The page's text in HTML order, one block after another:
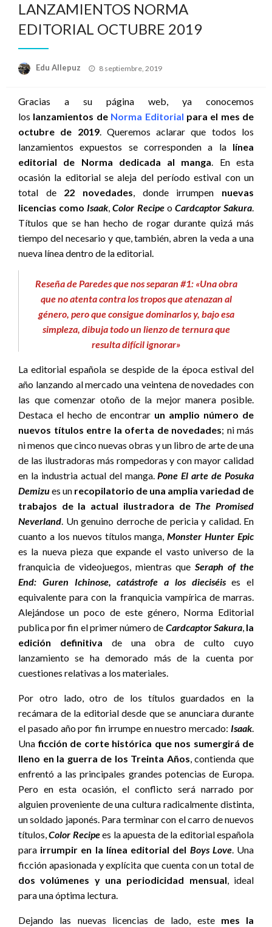
LANZAMIENTOS NORMA
EDITORIAL OCTUBRE 2019
Edu Allepuz
Publicado
8 septiembre, 2019
Gracias a su página web, ya conocemos
los lanzamientos de Norma Editorial para el mes de
octubre de 2019. Queremos aclarar que todos los
lanzamientos expuestos se corresponden a la línea
editorial de Norma dedicada al manga. En esta
ocasión la editorial se aleja del período estival con un
total de 22 novedades, donde irrumpen nuevas
licencias como Isaak,Color Recipeo Cardcaptor Sakura.
Títulos que se han hecho de rogar durante quizá más
tiempo del necesario y que, también, abren la veda a una
nueva línea dentro de la editorial.
Reseña de Paredes que nos separan #1: «Una obra
que no atenta contra los tropos que atenazan al
género, pero que consigue dominarlos y, bajo esa
simpleza, dibuja todo un lienzo de ternura que
resulta difícil ignorar»
La editorial española se despide de la época estival del
año lanzando al mercado una veintena de novedades con
las que comenzar otoño de la mejor manera posible.
Destaca el hecho de encontrar un amplio número de
nuevos títulos entre la oferta de novedades; ni más
ni menos que cinco nuevas obras y un libro de arte de una
de las ilustradoras más rompedoras y con mayor calidad
en la industria actual del manga.Pone El arte de Posuka
Demizues un recopilatorio de una amplia variedad de
trabajos de la actual ilustradora de The Promised
Neverland. Un genuino derroche de pericia y calidad. En
cuanto a los nuevos títulos manga,Monster Hunter Epic
es la nueva pieza que expande el vasto universo de la
franquicia de videojuegos, mientras queSeraph of the
End: Guren Ichinose, catástrofe a los dieciséises el
equivalente para con la franquicia vampírica de marras.
Alejándose un poco de este género, Norma Editorial
publica por fin el primer número de Cardcaptor Sakura, la
edición definitiva de una obra de culto cuyo
lanzamiento se ha demorado más de la cuenta por
cuestiones relativas a los materiales.
Por otro lado, otro de los títulos guardados en la
recámara de la editorial desde que se anunciara durante
el pasado año por fin irrumpe en nuestro mercado: Isaak.
Unaficción de corte histórica que nos sumergirá de
lleno en la guerra de los Treinta Años, contienda que
enfrentó a las principales grandes potencias de Europa.
Pero en esta ocasión, el conflicto será narrado por
alguien proveniente de una cultura radicalmente distinta,
un soldado japonés. Para terminar con el carro de nuevos
títulos,Color Recipees la apuesta de la editorial española
para irrumpir en la línea editorial del Boys Love. Una
ficción apasionada y explícita que cuenta con un total de
dos volúmenes y una periodicidad mensual, ideal
para una óptima lectura.
Dejando las nuevas licencias de lado, este mes la